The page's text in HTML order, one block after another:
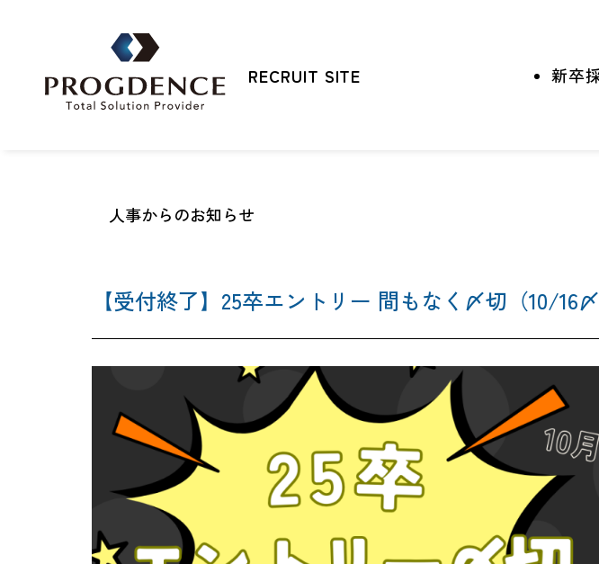
RECRUIT SITE 新卒
仕事を知る
数字で知るプログデンス
人事からのお知らせ
【受付終了】25卒エントリー 間もなく〆切（10/16〆